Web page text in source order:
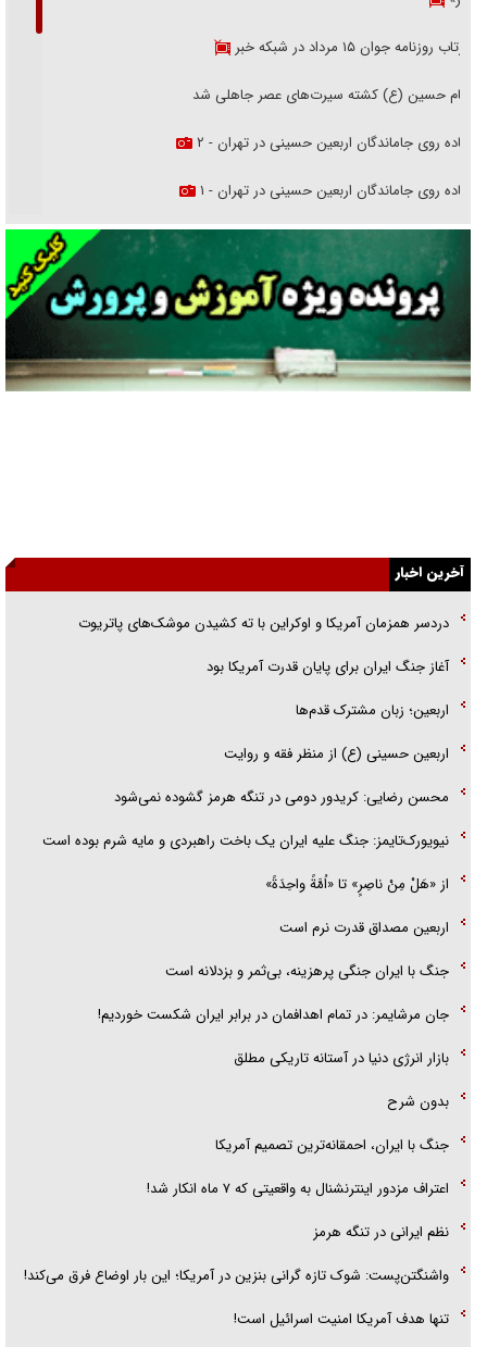
پیشنهاد سردبیر
گفتگوی دکتر اخوان مدیرمسئول روزنامه جوان با برنامه تلویزیونی «نبرد
بازتاب روزنامه جوان ۱۵ مرداد در شبکه خبر
امام حسین (ع) کشته سیرت‌های عصر جاهلی شد
پیاده روی جاماندگان اربعین حسینی در تهران - ۲
پیاده روی جاماندگان اربعین حسینی در تهران - ۱
فریاد‌ها و ناله‌های دوستان مبارزدلم را آتش می‌زد
راهبرد غافلگیری با نسل جدید پهپاد‌ها
جنجال پزشکان تقلبی در صنعت زیبایی
یهودی‌ها در ادبیات داستانی اروپا؛ از شکسپیر تا دیکنز
گفت‌وگو با خواهر یکی از شهدای جنگ رمضان/ خواهرم فرمانده جهادی و
جزئیات شکنجه‌هایم فراتر از آن است که در بیان بگنجد!
گزارش «جوان» از قوانین سخت‌گیرانه ۶ قاره در برابر یورش به پاسگاه‌های
آخرین اخبار
دردسر همزمان آمریکا و اوکراین با ته کشیدن موشک‌های پاتریوت
آغاز جنگ ایران برای پایان قدرت آمریکا بود
اربعین؛ زبان مشترک قدم‌ها
اربعین حسینی (ع) از منظر فقه و روایت
محسن رضایی: کریدور دومی در تنگه هرمز گشوده نمی‌شود
نیویورک‌تایمز: جنگ علیه ایران یک باخت راهبردی و مایه شرم بوده است
از «هَلْ مِنْ ناصِرٍ» تا «اُمَّةً واحِدَةً»
اربعین مصداق قدرت نرم است
جنگ با ایران جنگی پرهزینه، بی‌ثمر و بزدلانه است
جان مرشایمر: در تمام اهدافمان در برابر ایران شکست خوردیم!
بازار انرژی دنیا در آستانه تاریکی مطلق
بدون شرح
جنگ با ایران، احمقانه‌ترین تصمیم آمریکا
اعتراف مزدور اینترنشنال به واقعیتی که ۷ ماه انکار شد!